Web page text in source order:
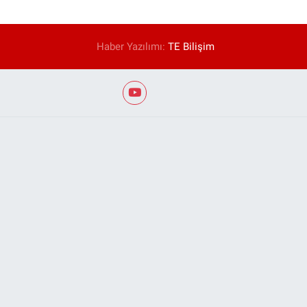
Haber Yazılımı:TE Bilişim